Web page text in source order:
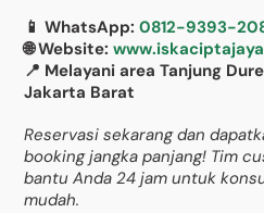
📱 WhatsApp:0812-9393-
🌐 Website:
📍 Melayani area Tanjung
Jakarta Barat
Reservasi sekarang dan
booking jangka panjang! Tim
bantu Anda 24 jam untuk
mudah.